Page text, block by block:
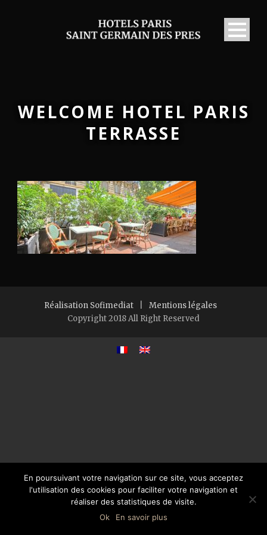
WELCOME HOTEL PARIS
TERRASSE
Réalisation Sofimediat
Mentions légales
Copyright 2018 All Right Reserved
En poursuivant votre navigation sur ce site, vous acceptez
l'utilisation des cookies pour faciliter votre navigation et
réaliser des statistiques de visite.
Ok
En savoir plus